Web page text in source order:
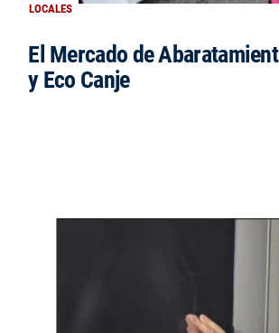
LOCALES
El Mercado de
y Eco Canje